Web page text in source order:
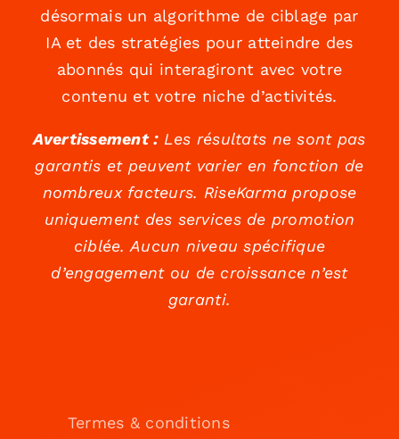
désormais un algorithme de ciblage par
IA et des stratégies pour atteindre des
abonnés qui interagiront avec votre
contenu et votre niche d’activités.
Avertissement :Les résultats ne sont pas
garantis et peuvent varier en fonction de
nombreux facteurs. RiseKarma propose
uniquement des services de promotion
ciblée. Aucun niveau spécifique
d’engagement ou de croissance n’est
garanti.
Termes & conditions